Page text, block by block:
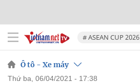
# ASEAN CUP 2026
Ô tô - Xe máy
thứ ba, 06/04/2021 - 17:38